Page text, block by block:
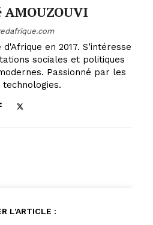
en 2017. S’intéresse
sociales et politiques
Passionné par les
technologies.
L'ARTICLE :